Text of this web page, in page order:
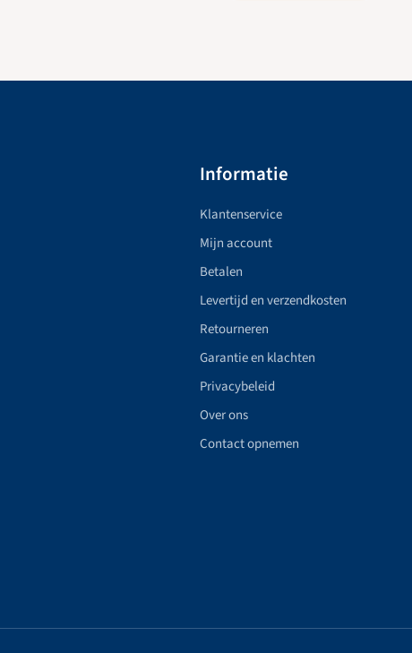
Informatie
Klantenservice
Mijn account
Betalen
Levertijd en verzendkosten
Retourneren
Garantie en klachten
Privacybeleid
Over ons
Contact opnemen